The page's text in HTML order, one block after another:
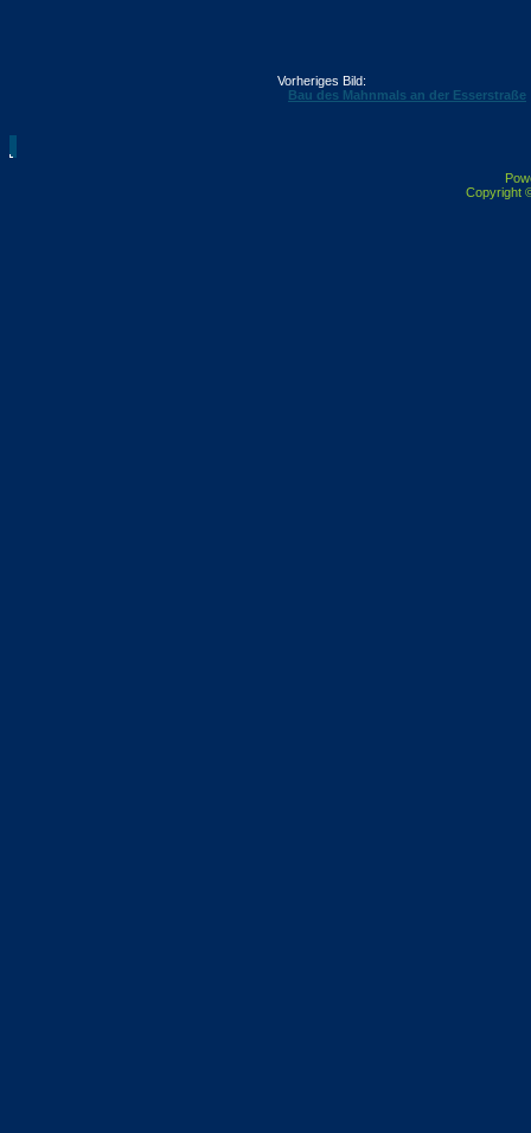
Vorheriges Bild:
Bau des Mahnmals an der Esserstraße
Copyright